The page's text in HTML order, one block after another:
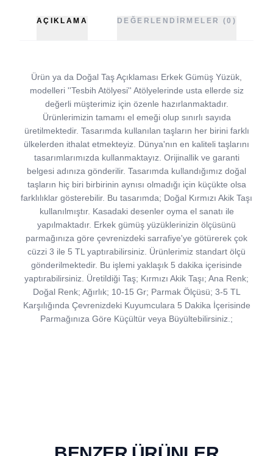
AÇIKLAMA DEĞERLENDIRMELER (0)
Ürün ya da Doğal Taş Açıklaması Erkek Gümüş Yüzük,
modelleri ''Tesbih Atölyesi'' Atölyelerinde usta ellerde siz
değerli müşterimiz için özenle hazırlanmaktadır.
Ürünlerimizin tamamı el emeği olup sınırlı sayıda
üretilmektedir. Tasarımda kullanılan taşların her birini farklı
ülkelerden ithalat etmekteyiz. Dünya'nın en kaliteli taşlarını
tasarımlarımızda kullanmaktayız. Orijinallik ve garanti
belgesi adınıza gönderilir. Tasarımda kullandığımız doğal
taşların hiç biri birbirinin aynısı olmadığı için küçükte olsa
farklılıklar gösterebilir. Bu tasarımda; Doğal Kırmızı Akik Taşı
kullanılmıştır. Kasadaki desenler oyma el sanatı ile
yapılmaktadır. Erkek gümüş yüzüklerinizin ölçüsünü
parmağınıza göre çevrenizdeki sarrafiye'ye götürerek çok
cüzzi 3 ile 5 TL yaptırabilirsiniz. Ürünlerimiz standart ölçü
gönderilmektedir. Bu işlemi yaklaşık 5 dakika içerisinde
yaptırabilirsiniz. Üretildiği Taş; Kırmızı Akik Taşı; Ana Renk;
Doğal Renk; Ağırlık; 10-15 Gr; Parmak Ölçüsü; 3-5 TL
Karşılığında Çevrenizdeki Kuyumculara 5 Dakika İçerisinde
Parmağınıza Göre Küçültür veya Büyültebilirsiniz.;